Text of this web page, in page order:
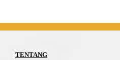
TENTANG